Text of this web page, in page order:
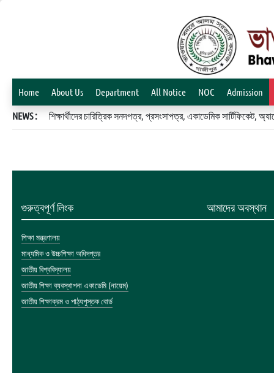
Home About Us Department All Notice NOC Admission
NEWS : শিক্ষার্থীদের চারিত্রিক সনদপত্র, প্রসংসাপত্র, একাডেমিক
গুরুত্বপূর্ণ লিংক
শিক্ষা মন্ত্রণালয়
মাধ্যমিক ও উচ্চশিক্ষা অধিদপ্তর
জাতীয় বিশ্ববিদ্যালয়
জাতীয় শিক্ষা ব্যবস্থাপনা একাডেমি (নায়েম)
জাতীয় শিক্ষাক্রম ও পাঠ্যপুস্তক বোর্ড
আমাদের অবস্থান